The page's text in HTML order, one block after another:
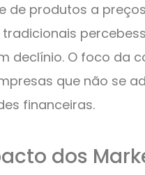
de produtos a
tradicionais
declínio. O foco da
que não se
financeiras.
dos